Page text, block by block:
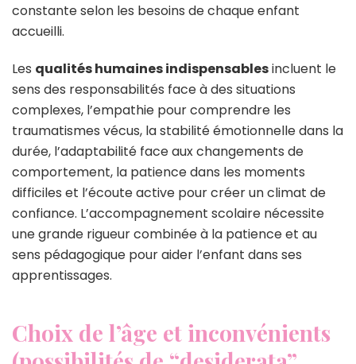
constante selon les besoins de chaque enfant
accueilli.
Les qualités humaines indispensablesincluent le
sens des responsabilités face à des situations
complexes, l’empathie pour comprendre les
traumatismes vécus, la stabilité émotionnelle dans la
durée, l’adaptabilité face aux changements de
comportement, la patience dans les moments
difficiles et l’écoute active pour créer un climat de
confiance. L’accompagnement scolaire nécessite
une grande rigueur combinée à la patience et au
sens pédagogique pour aider l’enfant dans ses
apprentissages.
Choix de l’âge et inconvénients